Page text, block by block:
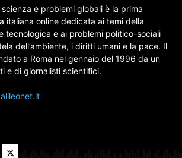
scienza e problemi globali è la prima
italiana online dedicata ai temi della
tecnologica e ai problemi politico-sociali
dell’ambiente, i diritti umani e la pace. Il
a Roma nel gennaio del 1996 da un
e di giornalisti scientifici.